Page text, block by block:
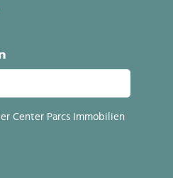
Center Parcs Immobilien